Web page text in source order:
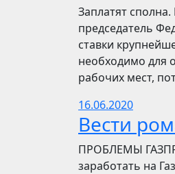
Заплатят
председатель
ставки
необходимо для
рабочих мест,
16.06.2020
Вести
ПРОБЛЕМЫ
заработать на